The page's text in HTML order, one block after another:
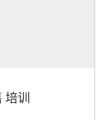
培训